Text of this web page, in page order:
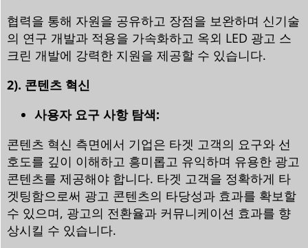
협력을 통해 자원을 공유하고 장점을 보완하며 신기술
의 연구 개발과 적용을 가속화하고 옥외 LED 광고 스
크린 개발에 강력한 지원을 제공할 수 있습니다.
2). 콘텐츠 혁신
사용자 요구 사항 탐색:
콘텐츠 혁신 측면에서 기업은 타겟 고객의 요구와 선
호도를 깊이 이해하고 흥미롭고 유익하며 유용한 광고
콘텐츠를 제공해야 합니다. 타겟 고객을 정확하게 타
겟팅함으로써 광고 콘텐츠의 타당성과 효과를 확보할
수 있으며, 광고의 전환율과 커뮤니케이션 효과를 향
상시킬 수 있습니다.